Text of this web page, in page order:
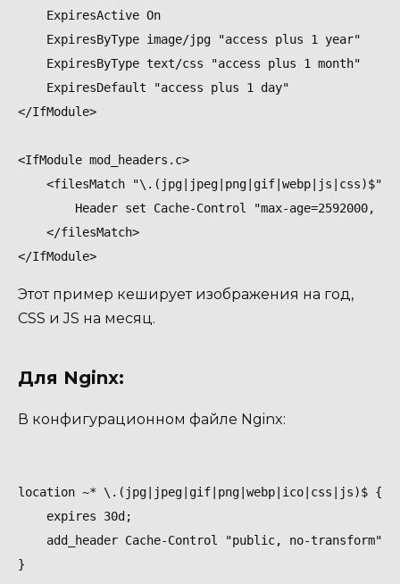
    ExpiresActive On
    ExpiresByType image/jpg "access plus 1 year"
    ExpiresByType text/css "access plus 1 month"
    ExpiresDefault "access plus 1 day"
</IfModule>
<IfModule mod_headers.c>
    <filesMatch "\.(jpg|jpeg|png|gif|webp|js|css)$">
Header set Cache-Control "max-age=2592000,
    </filesMatch>
Этот пример кеширует изображения на год,
CSS и JS на месяц.
Для Nginx:
В конфигурационном файле Nginx:
location ~* \.(jpg|jpeg|gif|png|webp|ico|css|js)$ {
    expires 30d;
    add_header Cache-Control "public, no-transform";